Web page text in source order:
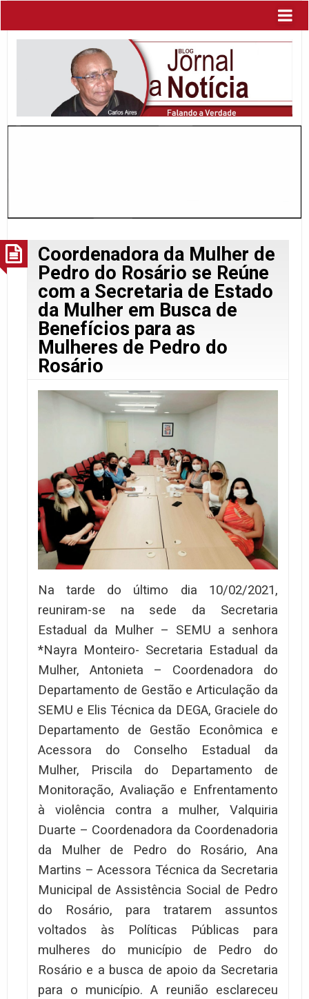
Coordenadora da Mulher de
Pedro do Rosário se Reúne
com a Secretaria de Estado
da Mulher em Busca de
Benefícios para as
Mulheres de Pedro do
Rosário
Na tarde do último dia 10/02/2021,
reuniram-se na sede da Secretaria
Estadual da Mulher – SEMU a senhora
*Nayra Monteiro- Secretaria Estadual da
Mulher, Antonieta – Coordenadora do
Departamento de Gestão e Articulação da
SEMU e Elis Técnica da DEGA, Graciele do
Departamento de Gestão Econômica e
Acessora do Conselho Estadual da
Mulher, Priscila do Departamento de
Monitoração, Avaliação e Enfrentamento
à violência contra a mulher, Valquiria
Duarte – Coordenadora da Coordenadoria
da Mulher de Pedro do Rosário, Ana
Martins – Acessora Técnica da Secretaria
Municipal de Assistência Social de Pedro
do Rosário, para tratarem assuntos
voltados às Políticas Públicas para
mulheres do município de Pedro do
Rosário e a busca de apoio da Secretaria
para o município. A reunião esclareceu